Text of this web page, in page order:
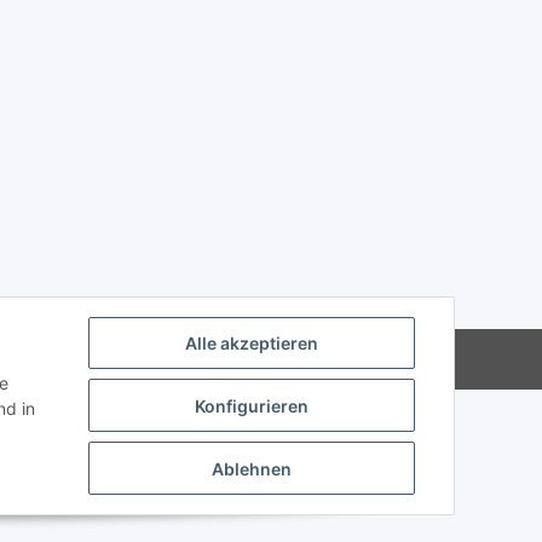
Alle akzeptieren
Konfigurieren
Ablehnen
in